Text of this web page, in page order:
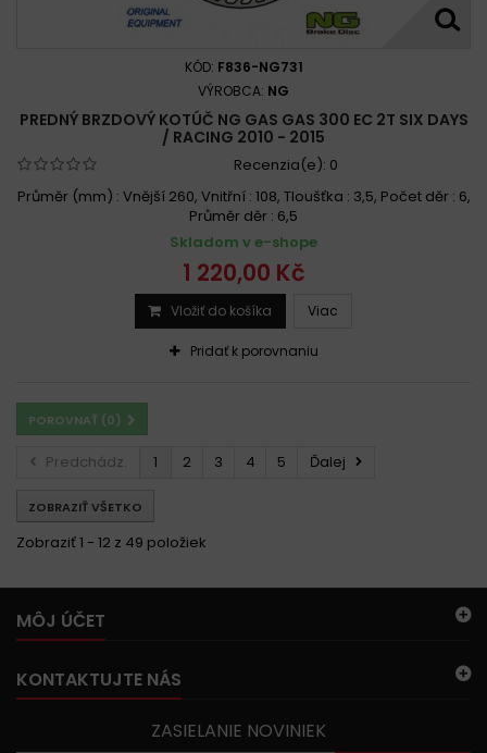
KÓD: F836-NG731
VÝROBCA: NG
PREDNÝ BRZDOVÝ KOTÚČ NG GAS GAS 300 EC 2T SIX DAYS
/ RACING 2010 - 2015
Recenzia(e): 0
Průměr (mm) : Vnější 260, Vnitřní : 108, Tloušťka : 3,5, Počet děr : 6,
Průměr děr : 6,5
Skladom v e-shope
1 220,00 Kč
Vložiť do košíka Viac
Pridať k porovnaniu
POROVNAŤ (0)
Predchádz. 1 2 3 4 5 Ďalej
ZOBRAZIŤ VŠETKO
Zobraziť 1 - 12 z 49 položiek
MÔJ ÚČET
KONTAKTUJTE NÁS
ZASIELANIE NOVINIEK